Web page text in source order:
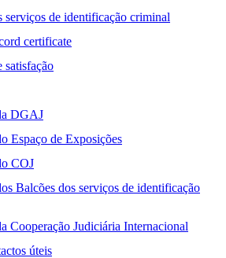
serviços de identificação criminal
certificate
satisfação
DGAJ
Espaço de Exposições
COJ
Balcões dos serviços de identificação
Cooperação Judiciária Internacional
úteis